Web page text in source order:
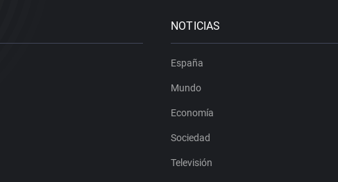
NOTICIAS
España
Mundo
Economía
Sociedad
Televisión